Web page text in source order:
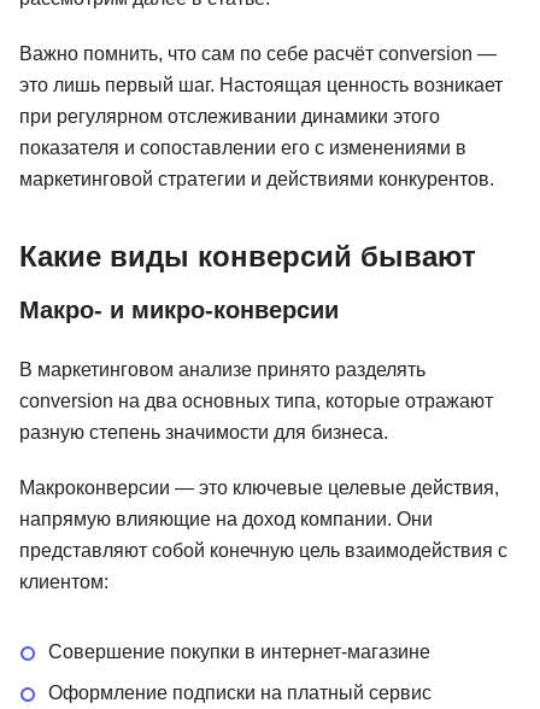
Важно помнить, что сам по себе расчёт conversion —
это лишь первый шаг. Настоящая ценность возникает
при регулярном отслеживании динамики этого
показателя и сопоставлении его с изменениями в
маркетинговой стратегии и действиями конкурентов.
Какие виды конверсий бывают
Макро- и микро-конверсии
В маркетинговом анализе принято разделять
conversion на два основных типа, которые отражают
разную степень значимости для бизнеса.
Макроконверсии — это ключевые целевые действия,
напрямую влияющие на доход компании. Они
представляют собой конечную цель взаимодействия с
клиентом:
Совершение покупки в интернет-магазине
Оформление подписки на платный сервис